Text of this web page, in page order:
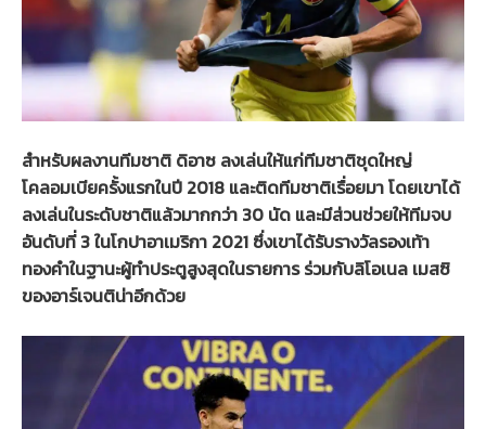
สำหรับผลงานทีมชาติ ดิอาซ ลงเล่นให้แก่ทีมชาติชุดใหญ่
โคลอมเบียครั้งแรกในปี 2018 และติดทีมชาติเรื่อยมา โดยเขาได้
ลงเล่นในระดับชาติแล้วมากกว่า 30 นัด และมีส่วนช่วยให้ทีมจบ
อันดับที่ 3 ในโกปาอาเมริกา 2021 ซึ่งเขาได้รับรางวัลรองเท้า
ทองคำในฐานะผู้ทำประตูสูงสุดในรายการ ร่วมกับลิโอเนล เมสซิ
ของอาร์เจนติน่าอีกด้วย